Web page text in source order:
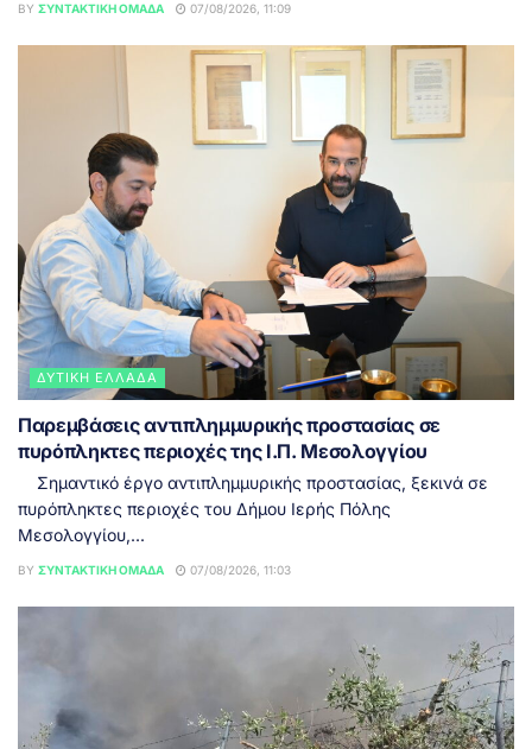
BY ΣΥΝΤΑΚΤΙΚΉ ΟΜΆΔΑ 07/08/2026, 11:09
ΔΥΤΙΚΉ ΕΛΛΆΔΑ
Παρεμβάσεις αντιπλημμυρικής προστασίας σε
πυρόπληκτες περιοχές της Ι.Π. Μεσολογγίου
Σημαντικό έργο αντιπλημμυρικής προστασίας, ξεκινά σε
πυρόπληκτες περιοχές του Δήμου Ιερής Πόλης
Μεσολογγίου,...
BY ΣΥΝΤΑΚΤΙΚΉ ΟΜΆΔΑ 07/08/2026, 11:03